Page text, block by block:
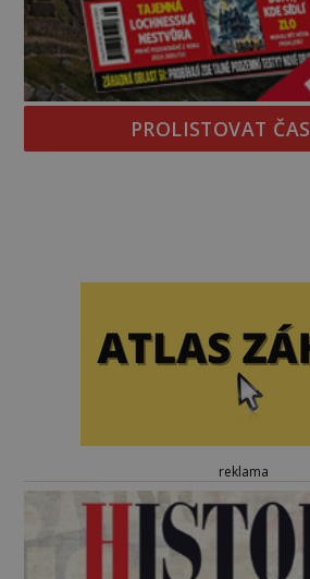
PROLISTOVAT
reklama